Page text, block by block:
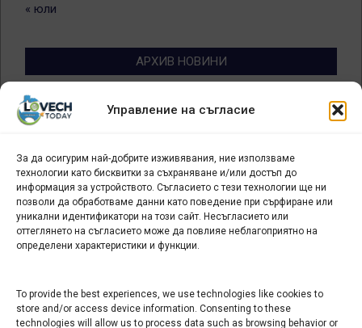
Управление на съгласие
За да осигурим най-добрите изживявания, ние използваме
технологии като бисквитки за съхраняване и/или достъп до
информация за устройството. Съгласието с тези технологии ще ни
позволи да обработваме данни като поведение при сърфиране или
уникални идентификатори на този сайт. Несъгласието или
оттеглянето на съгласието може да повлияе неблагоприятно на
определени характеристики и функции.
To provide the best experiences, we use technologies like cookies to
store and/or access device information. Consenting to these
technologies will allow us to process data such as browsing behavior or
« юли
АРХИВ НОВИНИ
Архив
новини
БИЗНЕС
Арт галерия "Мостове" – магазин за изкуство
СЕВЕРОЗАПАДА ИНФОРМАЦИОНЕН БИЗНЕС
ТУРИСТИЧЕСКИ КЛЪСТЕР
ИНСТИТУЦИИ В ЛОВЕЧ